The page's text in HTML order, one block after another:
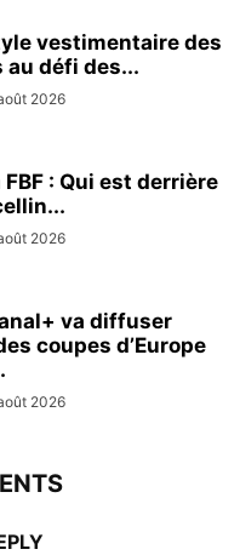
vestimentaire des
défi des...
2026
: Qui est derrière
2026
va diffuser
coupes d’Europe
2026